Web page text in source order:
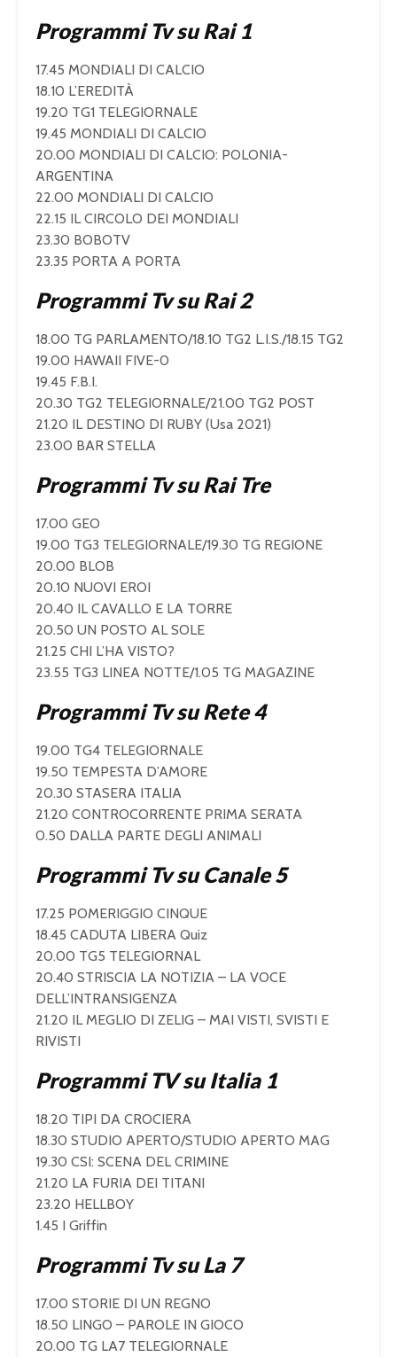
Programmi Tv su Rai 1
17.45 MONDIALI DI CALCIO
18.10 L’EREDITÀ
19.20 TG1 TELEGIORNALE
19.45 MONDIALI DI CALCIO
20.00 MONDIALI DI CALCIO: POLONIA-
ARGENTINA
22.00 MONDIALI DI CALCIO
22.15 IL CIRCOLO DEI MONDIALI
23.30 BOBOTV
23.35 PORTA A PORTA
Programmi Tv su Rai 2
18.00 TG PARLAMENTO/18.10 TG2 L.I.S./18.15 TG2
19.00 HAWAII FIVE-0
19.45 F.B.I.
20.30 TG2 TELEGIORNALE/21.00 TG2 POST
21.20 IL DESTINO DI RUBY (Usa 2021)
23.00 BAR STELLA
Programmi Tv su Rai Tre
17.00 GEO
19.00 TG3 TELEGIORNALE/19.30 TG REGIONE
20.00 BLOB
20.10 NUOVI EROI
20.40 IL CAVALLO E LA TORRE
20.50 UN POSTO AL SOLE
21.25 CHI L’HA VISTO?
23.55 TG3 LINEA NOTTE/1.05 TG MAGAZINE
Programmi Tv su Rete 4
19.00 TG4 TELEGIORNALE
19.50 TEMPESTA D’AMORE
20.30 STASERA ITALIA
21.20 CONTROCORRENTE PRIMA SERATA
0.50 DALLA PARTE DEGLI ANIMALI
Programmi Tv su Canale 5
17.25 POMERIGGIO CINQUE
18.45 CADUTA LIBERA Quiz
20.00 TG5 TELEGIORNAL
20.40 STRISCIA LA NOTIZIA – LA VOCE
DELL’INTRANSIGENZA
21.20 IL MEGLIO DI ZELIG – MAI VISTI, SVISTI E
RIVISTI
Programmi TV su Italia 1
18.20 TIPI DA CROCIERA
18.30 STUDIO APERTO/STUDIO APERTO MAG
19.30 CSI: SCENA DEL CRIMINE
21.20 LA FURIA DEI TITANI
23.20 HELLBOY
1.45 I Griffin
Programmi Tv su La 7
17.00 STORIE DI UN REGNO
18.50 LINGO – PAROLE IN GIOCO
20.00 TG LA7 TELEGIORNALE